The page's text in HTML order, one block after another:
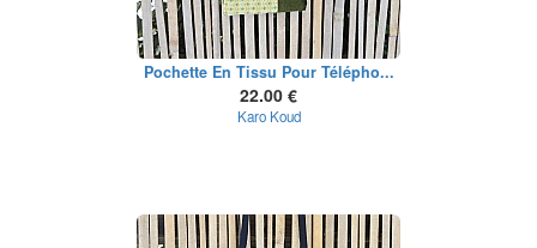
Pochette En Tissu Pour Télépho...
22.00 €
Karo Koud